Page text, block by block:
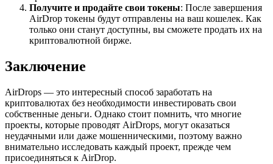
Получите и продайте свои токены: После завершения
AirDrop токены будут отправлены на ваш кошелек. Как
только они станут доступны, вы сможете продать их на
криптовалютной бирже.
Заключение
AirDrops — это интересный способ заработать на
криптовалютах без необходимости инвестировать свои
собственные деньги. Однако стоит помнить, что многие
проекты, которые проводят AirDrops, могут оказаться
неудачными или даже мошенническими, поэтому важно
внимательно исследовать каждый проект, прежде чем
присоединяться к AirDrop.